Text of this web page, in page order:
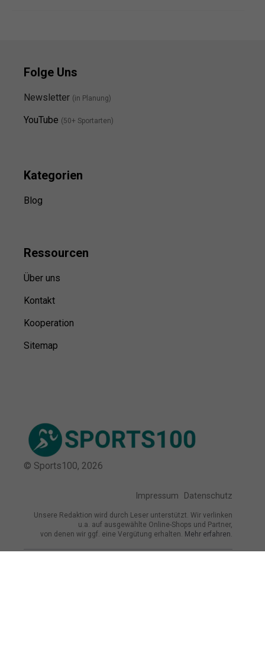
Folge Uns
Newsletter (in Planung)
YouTube (50+ Sportarten)
Kategorien
Blog
Ressourcen
Über uns
Kontakt
Kooperation
Sitemap
© Sports100, 2026
Impressum Datenschutz
Unsere Redaktion wird durch Leser unterstützt. Wir verlinken
u.a. auf ausgewählte Online-Shops und Partner,
von denen wir ggf. eine Vergütung erhalten. Mehr erfahren.